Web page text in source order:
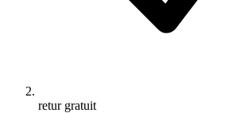
retur gratuit